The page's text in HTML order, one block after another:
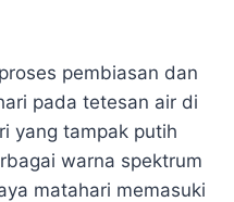
pembiasan dan
pada tetesan air di
yang tampak putih
warna spektrum
matahari memasuki